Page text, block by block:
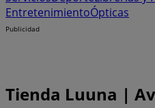
EntretenimientoÓpticas
Publicidad
Tienda Luuna |